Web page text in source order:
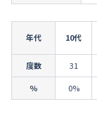
年代 10代
度数 31
％
0%